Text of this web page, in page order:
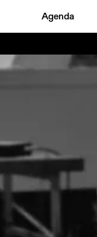
Agenda